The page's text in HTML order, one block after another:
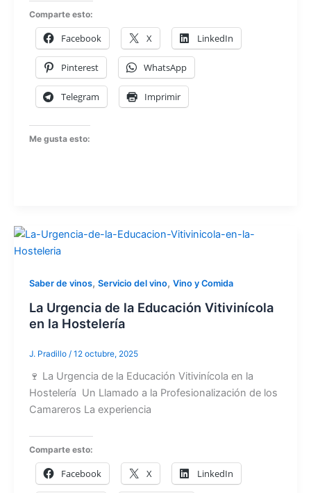
Comparte esto:
Facebook X LinkedIn
Pinterest WhatsApp
Telegram Imprimir
Me gusta esto:
Saber de vinos, Servicio del vino, Vino y Comida
La Urgencia de la Educación Vitivinícola
en la Hostelería
J. Pradillo / 12 octubre, 2025
🍷 La Urgencia de la Educación Vitivinícola en la
Hostelería Un Llamado a la Profesionalización de los
Camareros La experiencia
Comparte esto:
Facebook X LinkedIn